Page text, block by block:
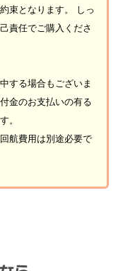
束となります。 しっ
責任でご購入くださ
する場合もございま
金のお支払いの有る
。
航費用は別途必要で